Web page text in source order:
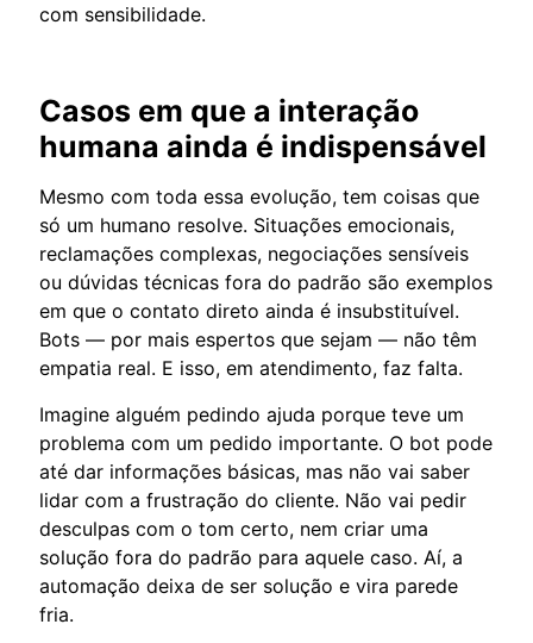
com sensibilidade.
Casos em que a interação
humana ainda é indispensável
Mesmo com toda essa evolução, tem coisas que
só um humano resolve. Situações emocionais,
reclamações complexas, negociações sensíveis
ou dúvidas técnicas fora do padrão são exemplos
em que o contato direto ainda é insubstituível.
Bots — por mais espertos que sejam — não têm
empatia real. E isso, em atendimento, faz falta.
Imagine alguém pedindo ajuda porque teve um
problema com um pedido importante. O bot pode
até dar informações básicas, mas não vai saber
lidar com a frustração do cliente. Não vai pedir
desculpas com o tom certo, nem criar uma
solução fora do padrão para aquele caso. Aí, a
automação deixa de ser solução e vira parede
fria.